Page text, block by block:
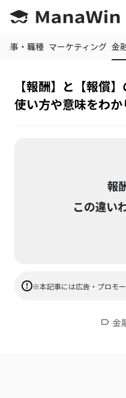
仕事・職種 マーケティング 金
【報酬】と【報償
使い方や意味をわ
※本記事には広告・プロモー
label 金